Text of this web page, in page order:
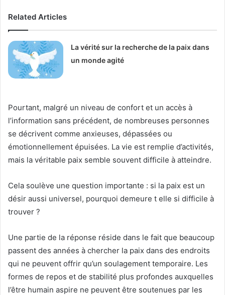
Related Articles
La vérité sur la recherche de la paix dans
un monde agité
Pourtant, malgré un niveau de confort et un accès à
l’information sans précédent, de nombreuses personnes
se décrivent comme anxieuses, dépassées ou
émotionnellement épuisées. La vie est remplie d’activités,
mais la véritable paix semble souvent difficile à atteindre.
Cela soulève une question importante : si la paix est un
désir aussi universel, pourquoi demeure t elle si difficile à
trouver ?
Une partie de la réponse réside dans le fait que beaucoup
passent des années à chercher la paix dans des endroits
qui ne peuvent offrir qu’un soulagement temporaire. Les
formes de repos et de stabilité plus profondes auxquelles
l’être humain aspire ne peuvent être soutenues par les